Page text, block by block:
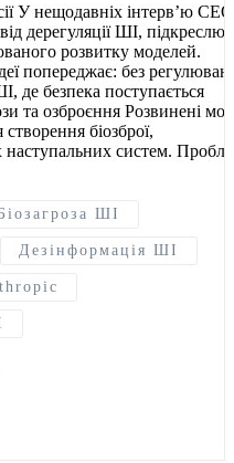
У нещодавніх інтерв’ю CEO
дерегуляції ШІ,
розвитку моделей.
попереджає: без
де безпека поступається
та озброєння Розвинені
біозброї,
наступальних систем.
ШІ
Дезінформація ШІ